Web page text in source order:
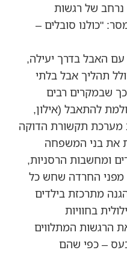
נרחב של רגשות
"כולנו סובלים –
האבל בדרך יעילה,
תהליך אבל בלתי
שבמקרים רבים
להתאבל (אילון,
מערכת תקשורת הדוקה
את בני המשפחה
ומחשבות הרסניות,
מפני החרדה שחש כל
מתרכזת בילדים
בחוויות
הרגשות המתלווים
– כפי שהם